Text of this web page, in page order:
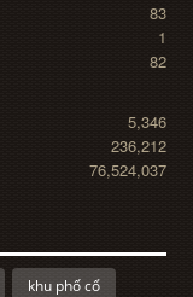
83
1
82
5,346
236,212
76,524,037
khu phố cổ